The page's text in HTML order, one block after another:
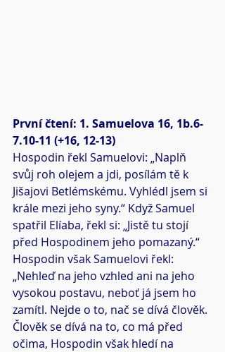
První čtení: 1. Samuelova 16, 1b.6-
7.10-11 (+16, 12-13)
Hospodin řekl Samuelovi: „Naplň
svůj roh olejem a jdi, posílám tě k
Jišajovi Betlémskému. Vyhlédl jsem si
krále mezi jeho syny.“ Když Samuel
spatřil Elíaba, řekl si: „Jistě tu stojí
před Hospodinem jeho pomazaný.“
Hospodin však Samuelovi řekl:
„Nehleď na jeho vzhled ani na jeho
vysokou postavu, neboť já jsem ho
zamítl. Nejde o to, nač se dívá člověk.
Člověk se dívá na to, co má před
očima, Hospodin však hledí na